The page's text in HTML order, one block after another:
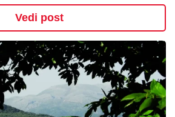
Vedi post